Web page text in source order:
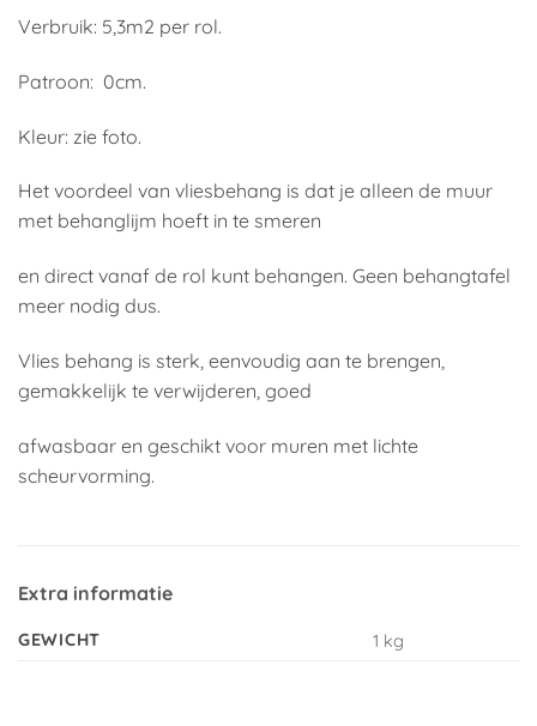
Verbruik: 5,3m2 per rol.
Patroon: 0cm.
Kleur: zie foto.
Het voordeel van vliesbehang is dat je alleen de muur
met behanglijm hoeft in te smeren
en direct vanaf de rol kunt behangen. Geen behangtafel
meer nodig dus.
Vlies behang is sterk, eenvoudig aan te brengen,
gemakkelijk te verwijderen, goed
afwasbaar en geschikt voor muren met lichte
scheurvorming.
Extra informatie
GEWICHT 1 kg